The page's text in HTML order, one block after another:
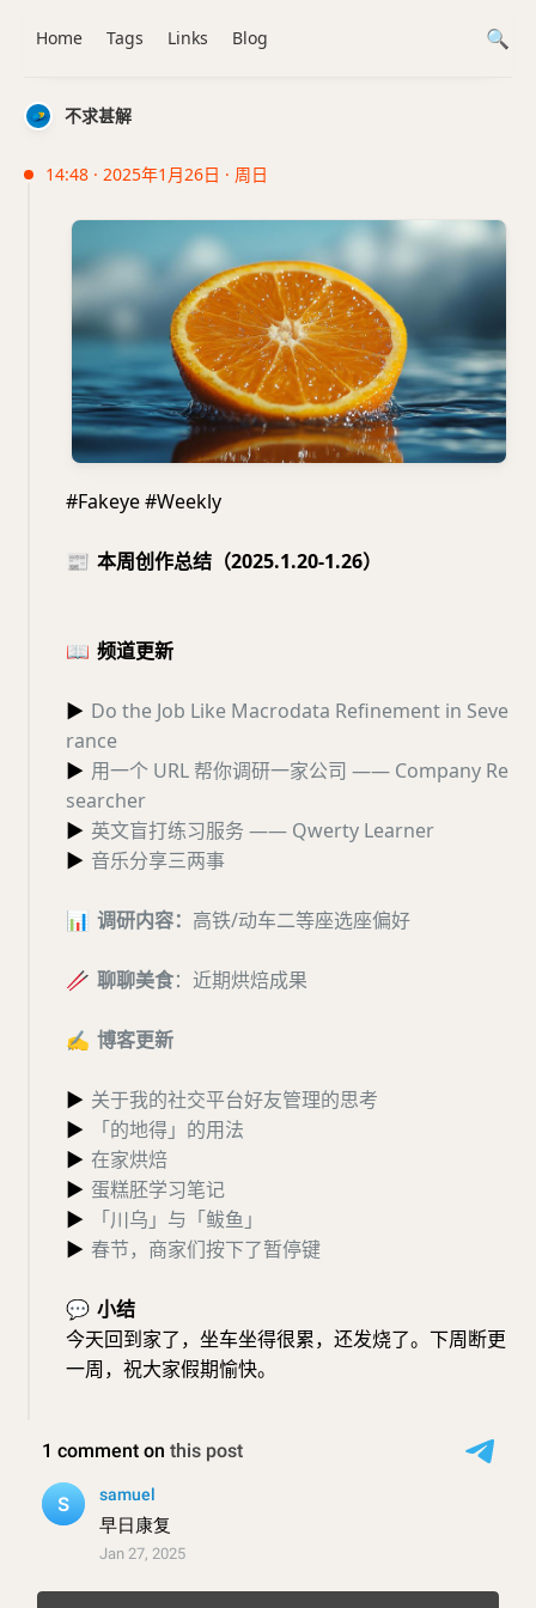
不求甚解
14:48 · 2025年1月26日 · 周日
#Fakeye #Weekly
📰 本周创作总结（2025.1.20-1.26）
📖 频道更新
▶ Do the Job Like Macrodata Refinement in Seve
rance
▶ 用一个 URL 帮你调研一家公司 —— Company Re
searcher
▶ 英文盲打练习服务 —— Qwerty Learner
▶ 音乐分享三两事
📊 调研内容： 高铁/动车二等座选座偏好
🥢 聊聊美食：近期烘焙成果
✍️ 博客更新
▶ 关于我的社交平台好友管理的思考
▶
「的地得」的用法
▶ 在家烘焙
▶ 蛋糕胚学习笔记
▶
「川乌」与「鲅鱼」
▶ 春节，商家们按下了暂停键
💬 小结
今天回到家了，坐车坐得很累，还发烧了。下周断更
一周，祝大家假期愉快。
Home Tags Links Blog